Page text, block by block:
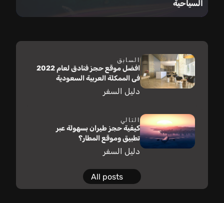
السياحية
السابق
افضل موقع حجز فنادق لعام 2022
فى الممكلة العربية السعودية
دليل السفر
التالي
كيفية حجز طيران بسهولة عبر
تطبيق وموقع المطار؟
دليل السفر
All posts